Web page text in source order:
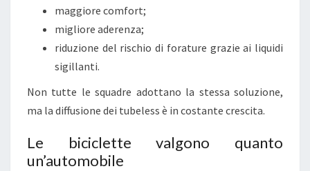
maggiore comfort;
migliore aderenza;
riduzione del rischio di forature grazie ai liquidi
sigillanti.
Non tutte le squadre adottano la stessa soluzione,
ma la diffusione dei tubeless è in costante crescita.
Le biciclette valgono quanto
un’automobile